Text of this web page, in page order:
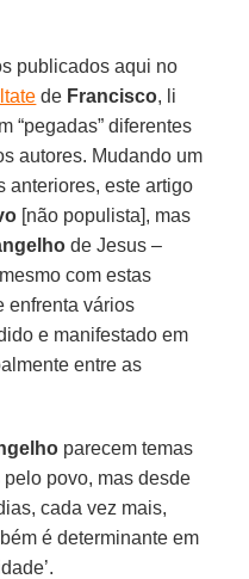
publicados aqui no
de Francisco, li
“pegadas” diferentes
autores. Mudando um
anteriores, este artigo
[não populista], mas
de Jesus –
com estas
enfrenta vários
e manifestado em
entre as
parecem temas
povo, mas desde
cada vez mais,
é determinante em